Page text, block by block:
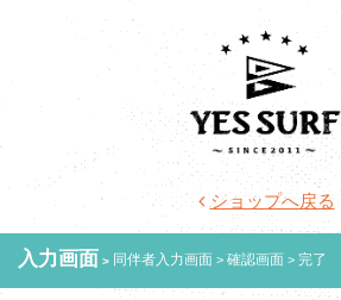
ショップへ戻る
入力画面 同伴者入力画面 確認画面 完了